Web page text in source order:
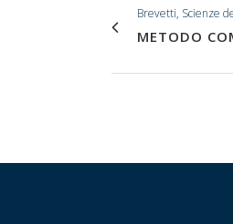
Brevetti, Scienze
METODO